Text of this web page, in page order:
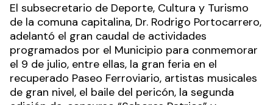
El subsecretario de Deporte, Cultura y Turismo
de la comuna capitalina, Dr. Rodrigo Portocarrero,
adelantó el gran caudal de actividades
programados por el Municipio para conmemorar
el 9 de julio, entre ellas, la gran feria en el
recuperado Paseo Ferroviario, artistas musicales
de gran nivel, el baile del pericón, la segunda